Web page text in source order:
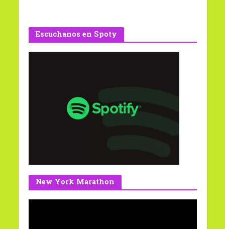
Escuchanos en Spoty
New York Marathon